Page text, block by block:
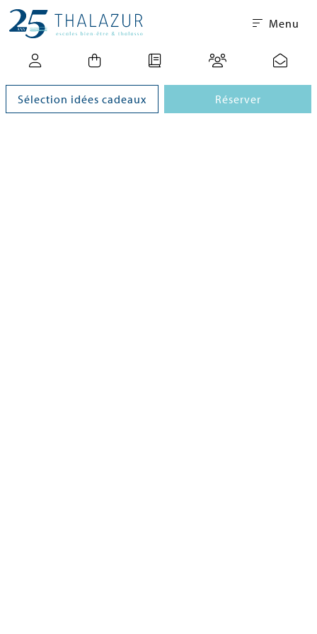
Menu
Sélection idées cadeaux Réserver